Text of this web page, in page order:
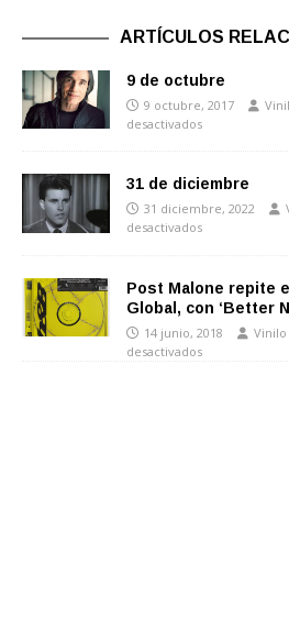
ARTÍCULOS
9 de octubre
9 octubre, 2017
desactivados
31 de diciembre
31 diciembre, 2022
desactivados
Post Malone repite
Global, con ‘Better
14 junio, 2018 Vinilo
desactivados